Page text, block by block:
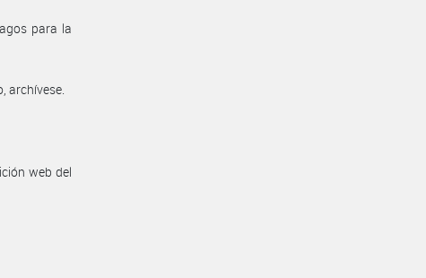
para la
archívese.
web del